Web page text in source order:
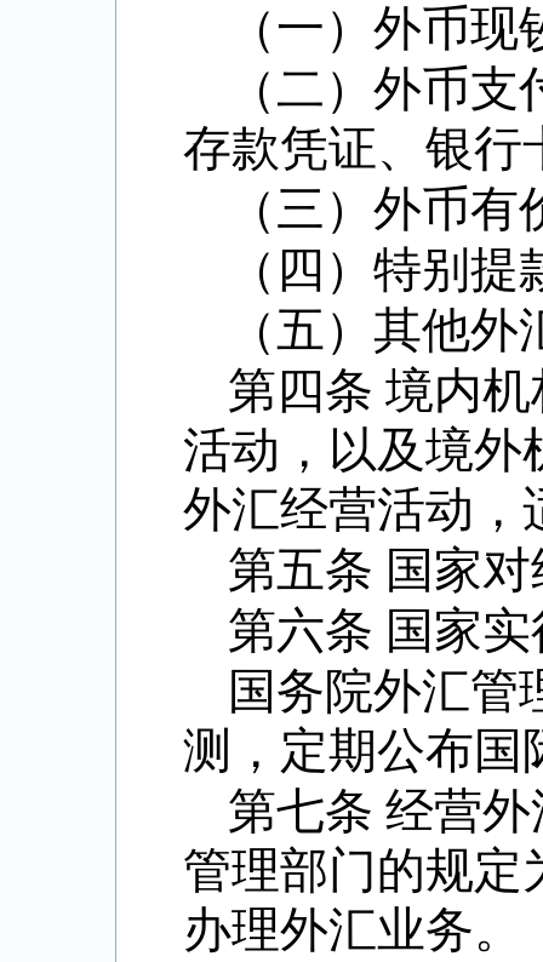
（一）外币
（二）外币
存款凭证、银行
（三）外币
（四）特别提
（五）其他
第四条 境内
活动，以及境外
外汇经营活动，
第五条 国家
第六条 国家
国务院外汇管
测，定期公布国
第七条 经营
管理部门的规定
办理外汇业务。